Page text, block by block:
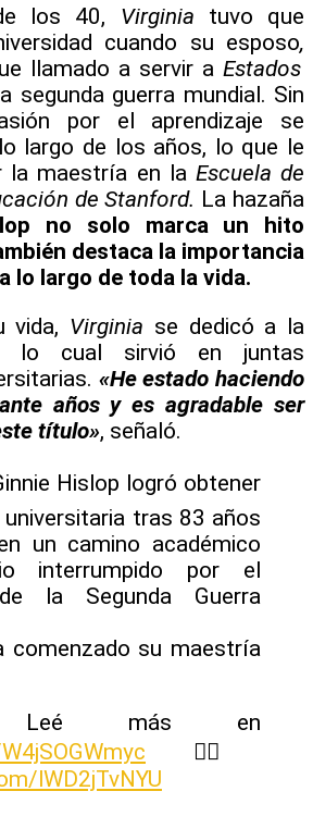
los 40, Virginia tuvo que
cuando su esposo,
llamado a servir a Estados
segunda guerra mundial. Sin
por el aprendizaje se
largo de los años, lo que le
la maestría en la Escuela de
de Stanford. La hazaña
no solo marca un hito
destaca la importancia
lo largo de toda la vida.
vida, Virginia se dedicó a la
lo cual sirvió en juntas
«He estado haciendo
años y es agradable ser
título», señaló.
Hislop logró obtener
tras 83 años
un camino académico
interrumpido por el
la Segunda Guerra
comenzado su maestría
más en
👈🏽
lWD2jTvNYU